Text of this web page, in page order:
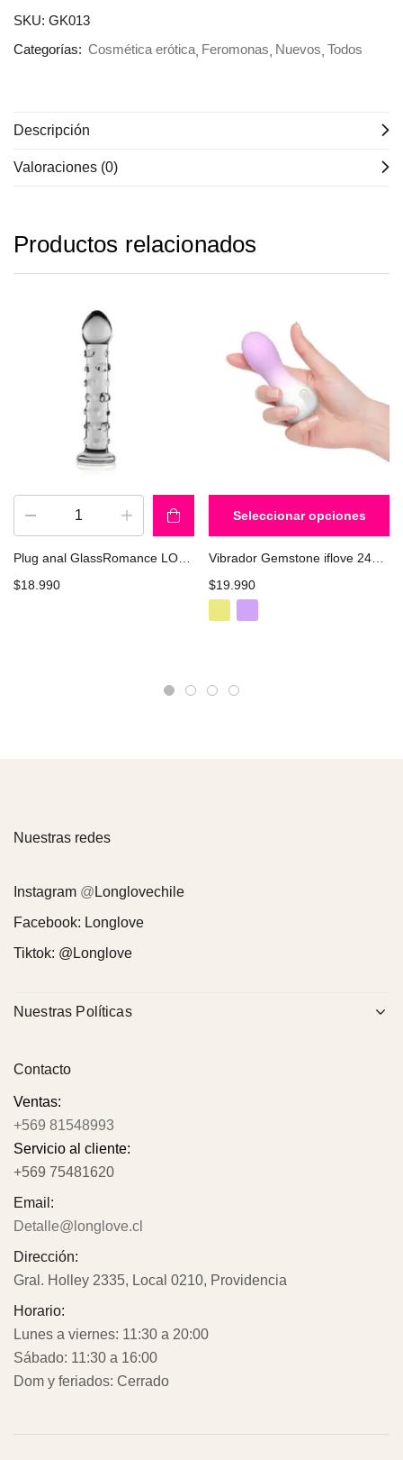
SKU: GK013
Categorías: Cosmética erótica Feromonas Nuevos Todos
Descripción
Valoraciones (0)
Productos relacionados
$18.990
Seleccionar opciones
$19.990
Nuestras redes
Instagram @ Longlovechile
Facebook: Longlove
Tiktok: @Longlove
Nuestras Políticas
Contacto
Ventas:
+569 81548993
Servicio al cliente:
+569 75481620
Email:
Detalle@longlove.cl
Dirección:
Gral. Holley 2335, Local 0210, Providencia
Horario:
Lunes a viernes: 11:30 a 20:00
Sábado: 11:30 a 16:00
Dom y feriados: Cerrado